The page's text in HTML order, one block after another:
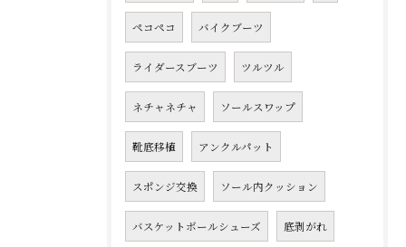
ペコペコ バイクブーツ
ライダースブーツ ツルツル
ネチャネチャ ソールスワップ
靴底移植 アンクルパット
スポンジ交換 ソール内クッション
バスケットボールシューズ 底剥がれ